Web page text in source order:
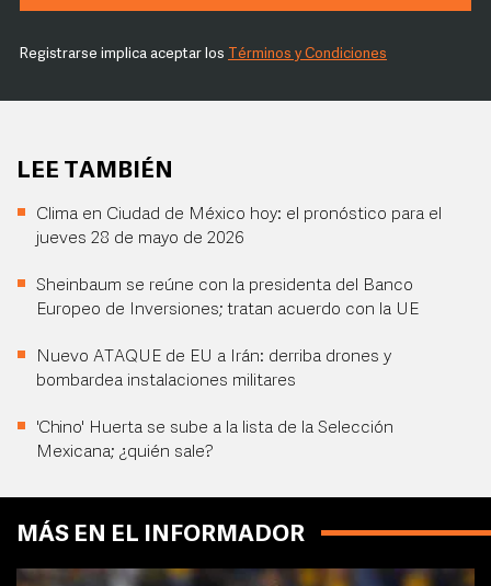
Registrarse implica aceptar los Términos y Condiciones
LEE TAMBIÉN
Clima en Ciudad de México hoy: el pronóstico para el
jueves 28 de mayo de 2026
Sheinbaum se reúne con la presidenta del Banco
Europeo de Inversiones; tratan acuerdo con la UE
Nuevo ATAQUE de EU a Irán: derriba drones y
bombardea instalaciones militares
'Chino' Huerta se sube a la lista de la Selección
Mexicana; ¿quién sale?
MÁS EN EL INFORMADOR